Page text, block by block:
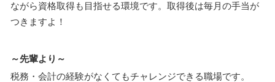
ながら資格取得も目指せる環境です。取得後は毎月の手当が
つきますよ！
～先輩より～
税務・会計の経験がなくてもチャレンジできる職場です。